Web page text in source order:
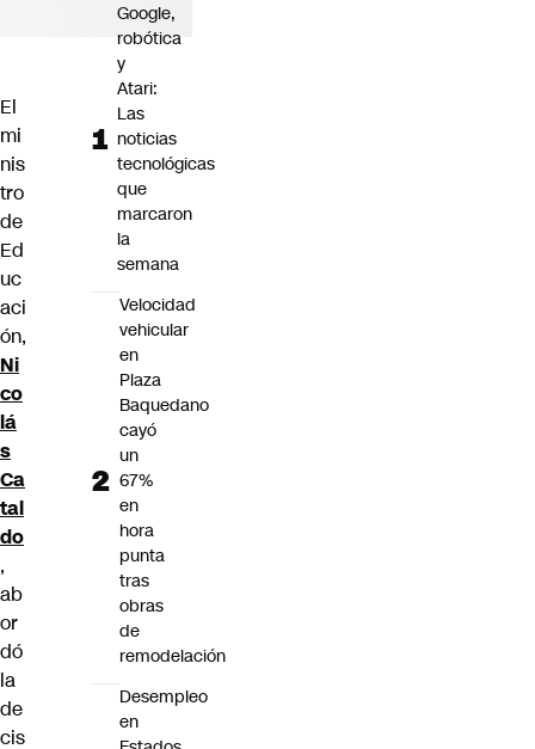
El
mi
nis
tro
de
Ed
uc
aci
ón,
Ni
co
lá
s
Ca
tal
do
,
ab
or
dó
la
de
cis
Google,
robótica
y
Atari:
Las
noticias
tecnológicas
que
marcaron
la
semana
Velocidad
vehicular
en
Plaza
Baquedano
cayó
un
67%
en
hora
punta
tras
obras
de
remodelación
Desempleo
en